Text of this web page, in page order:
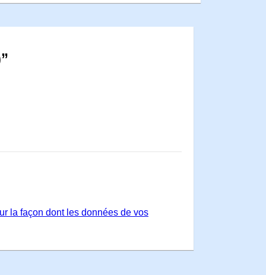
la façon dont les données de vos